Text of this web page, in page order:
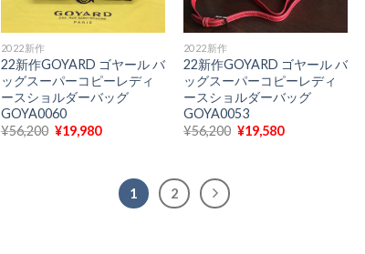
2022新作
22新作GOYARD ゴヤール バ
ッグスーパーコピーレディ
ースショルダーバッグ
GOYA0060
¥56,200 元
¥19,980現
¥19,980
2022新作
22新作GOYARD ゴヤール バ
ッグスーパーコピーレディ
ースショルダーバッグ
GOYA0053
¥56,200 元
¥19,580現
1 2